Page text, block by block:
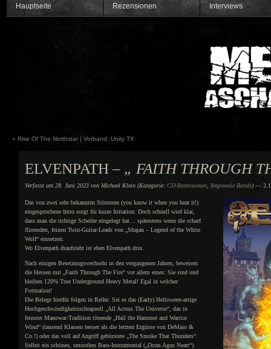
Hauptseite Rezensionen Interviews
« Rise Of The Northstar | Vorband: Unity TX
ELVENPATH – „ FAITH THROUGH
Verfasst am 28. Juni 2023 von Michael Klein (Kategorie: CD-Rezensionen Regionale Bands) —
Das von zwei sehr bekannten Stimmen (you know it when you hear it!)
eingesprochene Intro sorgt für kurze Irritation. Doch schnell wird klar,
dass man die richtige Scheibe eingelegt hat… spätestens wenn die scharf
flirrenden, feinen Twin-Guitar-Leads von „Shajan – Legend of the White
Wolf“ einsetzen.
Wo Elvenpath draufsteht ist eben Elvenpath drin.
Nach einigen Besetzungswechseln in den vergangenen Jahren, beweisen
die Hessen mit „Faith Through The Fire“ vor allem eines: Sie sind und
bleiben 120% True Underground Heavy Metal! Egal in welcher
Formation!
Die Belege hierfür folgen in Reihe: Sei es das (Early) Helloween-artige
Hochgeschwindigkeitsschrapnell „All Across The Universe“, das in
feinster Manowar-Tradition tönende „Hail the Hammer and Warrior
Wind“ (tausend Klassen besser als die letzten Ergüsse von DeMaio &
Co.!) oder das voll auf Angriff gebürstete „The Smoke That Thunders“.
Selbst ein schönes, smoothes Bass-Instrumental („Ocras Agus Neart“)